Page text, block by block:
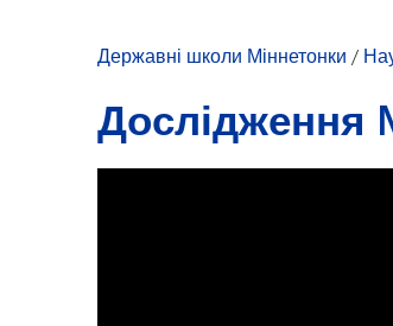
Державні школи Міннетонки /
Дослідження